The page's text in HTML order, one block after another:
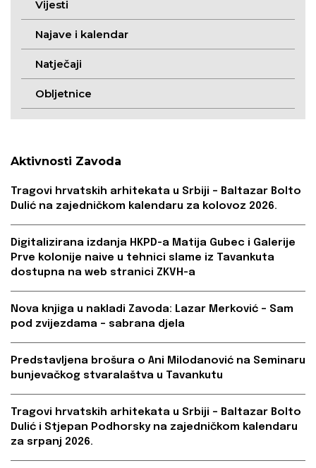
Vijesti
Najave i kalendar
Natječaji
Obljetnice
Aktivnosti Zavoda
Tragovi hrvatskih arhitekata u Srbiji – Baltazar Bolto
Dulić na zajedničkom kalendaru za kolovoz 2026.
Digitalizirana izdanja HKPD-a Matija Gubec i Galerije
Prve kolonije naive u tehnici slame iz Tavankuta
dostupna na web stranici ZKVH-a
Nova knjiga u nakladi Zavoda: Lazar Merković – Sam
pod zvijezdama – sabrana djela
Predstavljena brošura o Ani Milodanović na Seminaru
bunjevačkog stvaralaštva u Tavankutu
Tragovi hrvatskih arhitekata u Srbiji – Baltazar Bolto
Dulić i Stjepan Podhorsky na zajedničkom kalendaru
za srpanj 2026.